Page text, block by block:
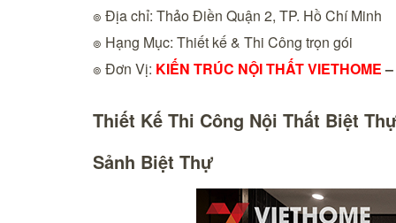
๏ Địa chỉ: Thảo Điền Quận 2, TP. Hồ Chí Minh
๏ Hạng Mục: Thiết kế & Thi Công trọn gói
๏ Đơn Vị: KIẾN TRÚC NỘI THẤT VIETHOME–
Thiết Kế Thi Công Nội Thất Biệt
Sảnh Biệt Thự